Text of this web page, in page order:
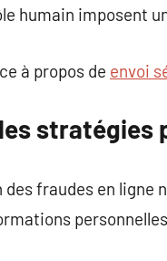
humain imposent
à propos de envoi
stratégies
fraudes en ligne